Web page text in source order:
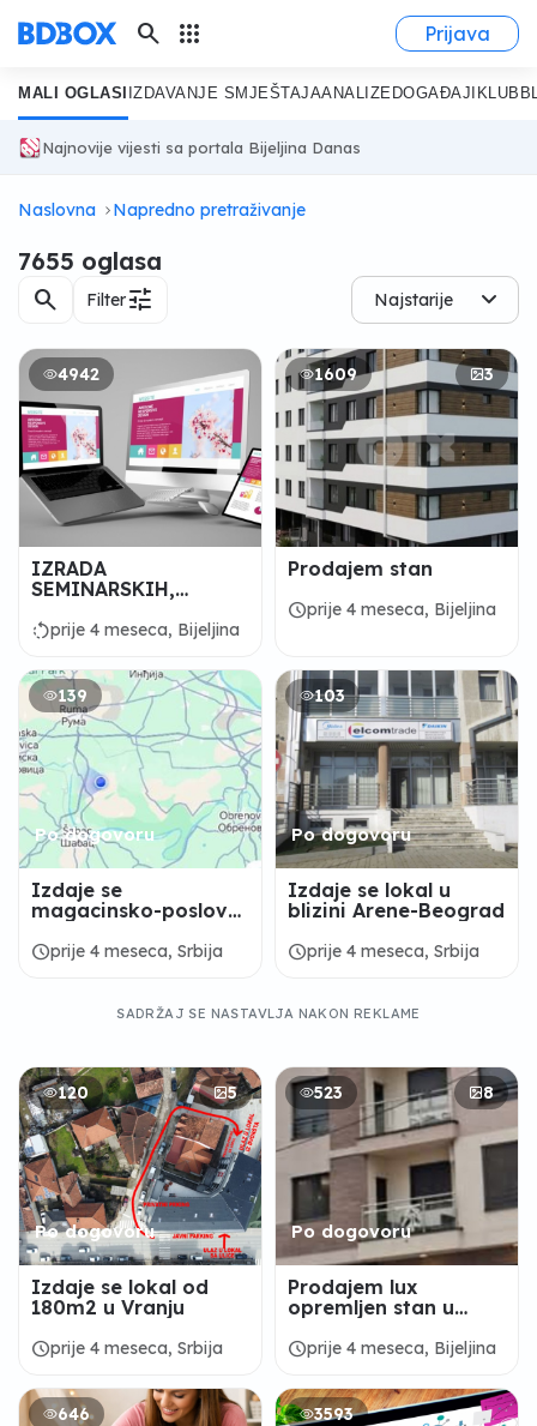
search apps Prijava
MALI OGLASI IZDAVANJE SMJEŠTAJAANALIZE DOGAĐAJI KLUB
Najnovije vijesti sa portala Bijeljina Danas
Naslovna Napredno pretraživanje
7655 oglasa
search Filtertune Najstarije
4942
IZRADA
SEMINARSKIH,
DIPLOMSKIH RADOVA
rotate_leftprije 4 meseca, Bijeljina
1609 3
Prodajem stan
scheduleprije 4 meseca, Bijeljina
139
Po dogovoru
Izdaje se
magacinsko-poslovni
scheduleprije 4 meseca, Srbija
103
Po dogovoru
Izdaje se lokal u
blizini Arene-Beograd
scheduleprije 4 meseca, Srbija
SADRŽAJ SE NASTAVLJA NAKON REKLAME
120 5
Po dogovoru
Izdaje se lokal od
180m2 u Vranju
scheduleprije 4 meseca, Srbija
523 8
Po dogovoru
Prodajem lux
opremljen stan u
Bijeljine 88m2
scheduleprije 4 meseca, Bijeljina
646 3593